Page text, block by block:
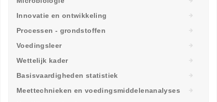
Innovatie en ontwikkeling
Processen - grondstoffen
Voedingsleer
Wettelijk kader
Basisvaardigheden statistiek
Meettechnieken en voedingsmiddelenanalyses